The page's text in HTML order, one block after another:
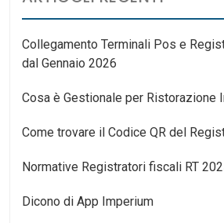
Collegamento Terminali Pos e
dal Gennaio 2026
Cosa è Gestionale per Ristorazione
Come trovare il Codice QR del
Normative Registratori fiscali RT
Dicono di App Imperium